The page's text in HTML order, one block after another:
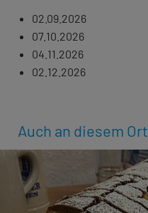
02.09.2026
07.10.2026
04.11.2026
02.12.2026
Auch an diesem Ort